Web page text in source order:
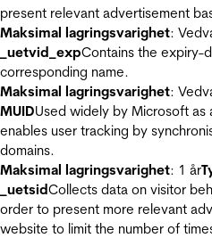
present relevant advertisement
Maksimal lagringsvarighet:
_uetvid_expContains the expiry-
corresponding name.
Maksimal lagringsvarighet:
MUIDUsed widely by Microsoft as
enables user tracking by
domains.
Maksimal lagringsvarighet: 1 år
_uetsidCollects data on visitor
order to present more relevant
website to limit the number of